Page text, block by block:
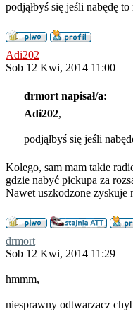
podjąłbyś się jeśli nabędę to
Adi202
Sob 12 Kwi, 2014 11:00
drmort napisał/a:
Adi202,
podjąłbyś się jeśli
Kolego, sam mam takie
gdzie nabyć pickupa za
Nawet uszkodzone zyskuje
drmort
Sob 12 Kwi, 2014 11:29
hmmm,
niesprawny odtwarzacz